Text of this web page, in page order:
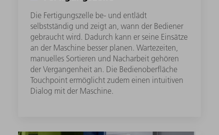
Die Fertigungszelle be- und entlädt
selbstständig und zeigt an, wann der Bediener
gebraucht wird. Dadurch kann er seine Einsätze
an der Maschine besser planen. Wartezeiten,
manuelles Sortieren und Nacharbeit gehören
der Vergangenheit an. Die Bedienoberfläche
Touchpoint ermöglicht zudem einen intuitiven
Dialog mit der Maschine.